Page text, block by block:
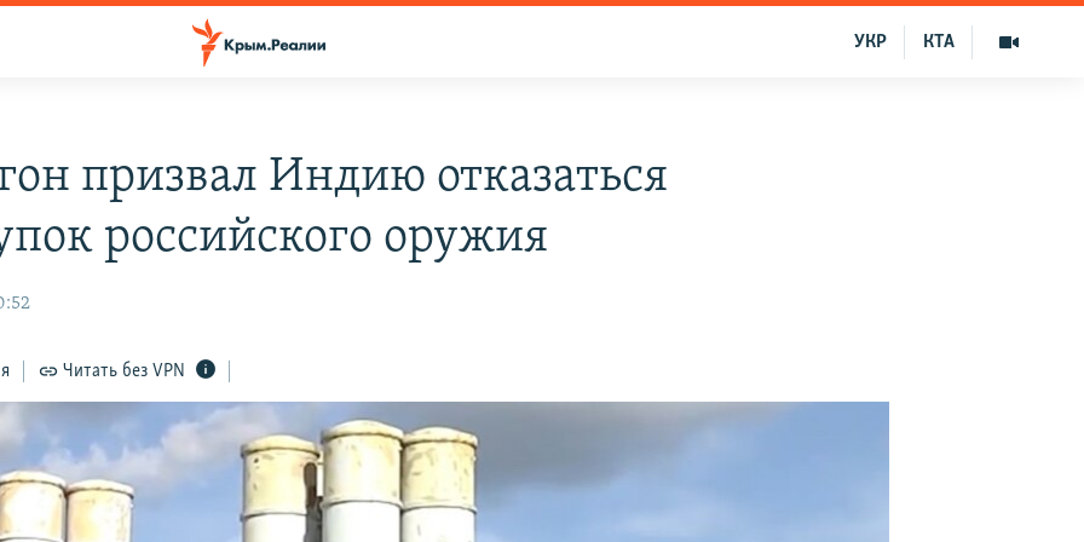
КТА
УКР
призвал Индию отказаться
российского оружия
Читать без VPN